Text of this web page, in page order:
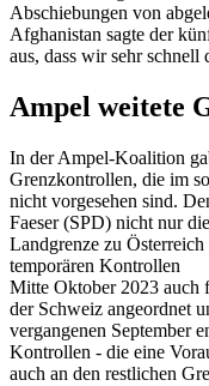
Abschiebungen von
Afghanistan sagte der
aus, dass wir sehr schnell
Ampel weitete
In der Ampel-Koalition
Grenzkontrollen, die im
nicht vorgesehen sind.
Faeser (SPD) nicht nur
Landgrenze zu
temporären Kontrollen
Mitte Oktober 2023 auch
der Schweiz angeordnet
vergangenen September
Kontrollen - die eine
auch an den restlichen